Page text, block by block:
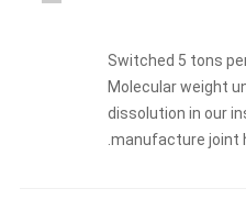
Switched 5 tons
Molecular weight
dissolution in our
manufacture joint